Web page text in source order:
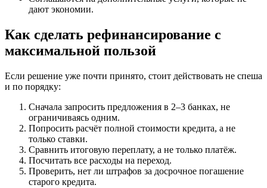
дают экономии.
Как сделать рефинансирование с
максимальной пользой
Если решение уже почти принято, стоит действовать не спеша
и по порядку:
Сначала запросить предложения в 2–3 банках, не
ограничиваясь одним.
Попросить расчёт полной стоимости кредита, а не
только ставки.
Сравнить итоговую переплату, а не только платёж.
Посчитать все расходы на переход.
Проверить, нет ли штрафов за досрочное погашение
старого кредита.